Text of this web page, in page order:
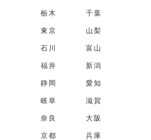
栃木 千葉
東京 山梨
石川 富山
福井 新潟
静岡 愛知
岐阜 滋賀
奈良 大阪
京都 兵庫